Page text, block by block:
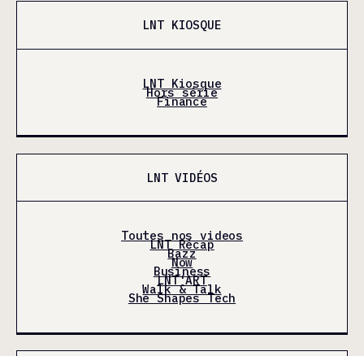
LNT KIOSQUE
LNT Kiosque
Hors série
Finance
LNT VIDÉOS
Toutes nos videos
LNT Récap
Bazz
Now
Business
LNT'ART
Walk & Talk
She Shapes Tech